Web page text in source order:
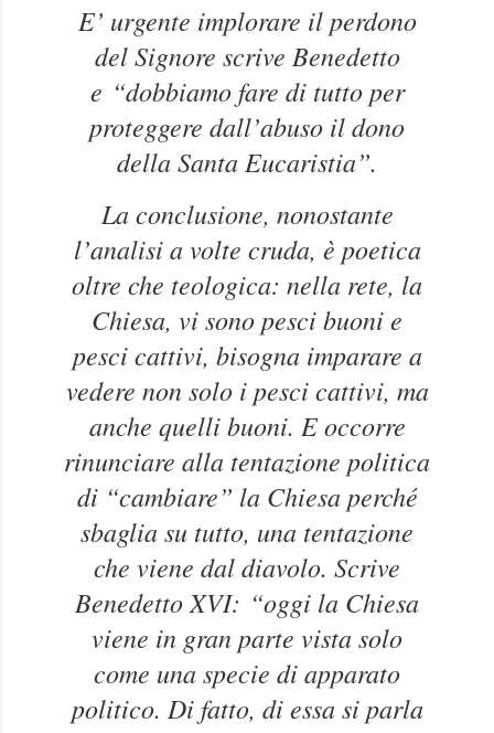
E’ urgente implorare il perdono
del Signore scrive Benedetto
e “dobbiamo fare di tutto per
proteggere dall’abuso il dono
della Santa Eucaristia”.
La conclusione, nonostante
l’analisi a volte cruda, è poetica
oltre che teologica: nella rete, la
Chiesa, vi sono pesci buoni e
pesci cattivi, bisogna imparare a
vedere non solo i pesci cattivi, ma
anche quelli buoni. E occorre
rinunciare alla tentazione politica
di “cambiare” la Chiesa perché
sbaglia su tutto, una tentazione
che viene dal diavolo. Scrive
Benedetto XVI: “oggi la Chiesa
viene in gran parte vista solo
come una specie di apparato
politico. Di fatto, di essa si parla